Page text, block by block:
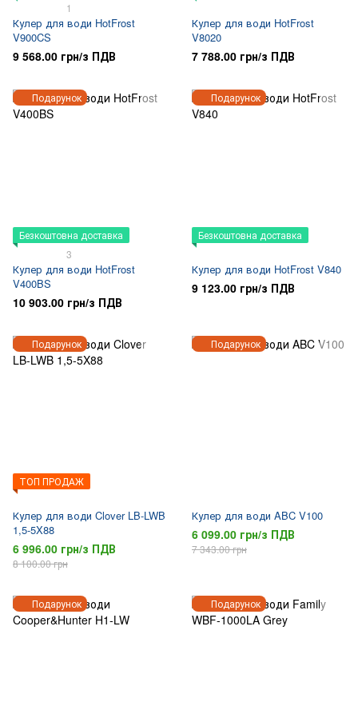
1
Кулер для води HotFrost
V900CS
9 568.00 грн/з ПДВ
Кулер для води HotFrost
V8020
7 788.00 грн/з ПДВ
Подарунок
Безкоштовна доставка
3
Кулер для води HotFrost
V400BS
10 903.00 грн/з ПДВ
Подарунок
Безкоштовна доставка
Кулер для води HotFrost V840
9 123.00 грн/з ПДВ
Подарунок
ТОП ПРОДАЖ
Кулер для води Clover LB-LWB
1,5-5X88
6 996.00 грн/з ПДВ
8 100.00 грн
Подарунок
Кулер для води ABC V100
6 099.00 грн/з ПДВ
7 343.00 грн
Подарунок Подарунок